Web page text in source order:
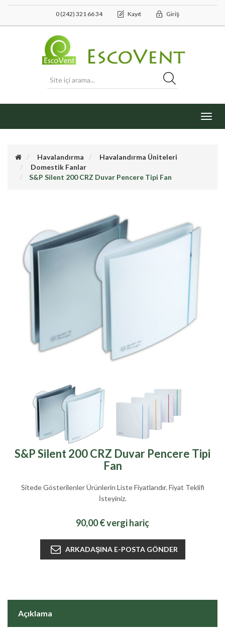
0 (242) 321 66 34 Kayıt Giriş
Havalandırma
Havalandırma Üniteleri
Domestik Fanlar
S&P Silent 200 CRZ Duvar Pencere Tipi Fan
S&P Silent 200 CRZ Duvar Pencere Tipi
Fan
Sitede Gösterilenler Ürünlerin Liste Fiyatlarıdır. Fiyat Teklifi
İsteyiniz.
90,00 € vergi hariç
Açıklama